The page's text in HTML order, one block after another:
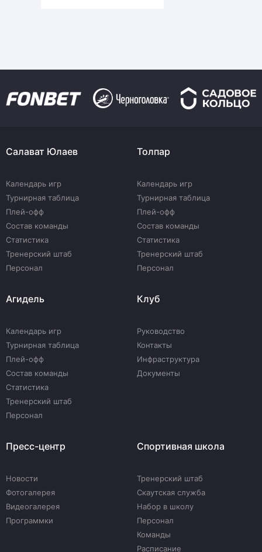
Салават Юлаев
Календарь игр
Турнирная таблица
Плей-офф
Состав команды
Статистика
Тренерский штаб
Персонал
Толпар
Календарь игр
Турнирная таблица
Плей-офф
Состав команды
Статистика
Тренерский штаб
Персонал
Агидель
Календарь игр
Турнирная таблица
Плей-офф
Состав команды
Статистика
Тренерский штаб
Персонал
Клуб
Руководство
Контакты
Инфраструктура
Документы
Пресс-центр
Новости
Фотогалерея
Видеогалерея
Программки
Спортивная школа
Тренерский штаб
Скаутская служба
Набор в школу
Персонал
Команды
Расписание